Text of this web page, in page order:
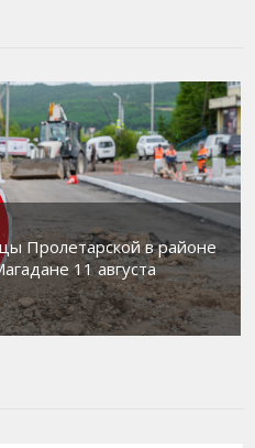
Пролетарской в районе
11 августа